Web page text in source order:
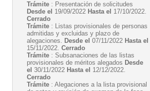
Trámite : Presentación de solicitudes
Desde el 19/09/2022 Hasta el 17/10/2022.
Cerrado
Trámite : Listas provisionales de personas
admitidas y excluidas y plazo de
alegaciones. Desde el 07/11/2022 Hasta el
15/11/2022. Cerrado
Trámite : Subsanaciones de las listas
provisionales de méritos alegados Desde
el 30/11/2022 Hasta el 12/12/2022.
Cerrado
Trámite : Alegaciones a la lista provisional